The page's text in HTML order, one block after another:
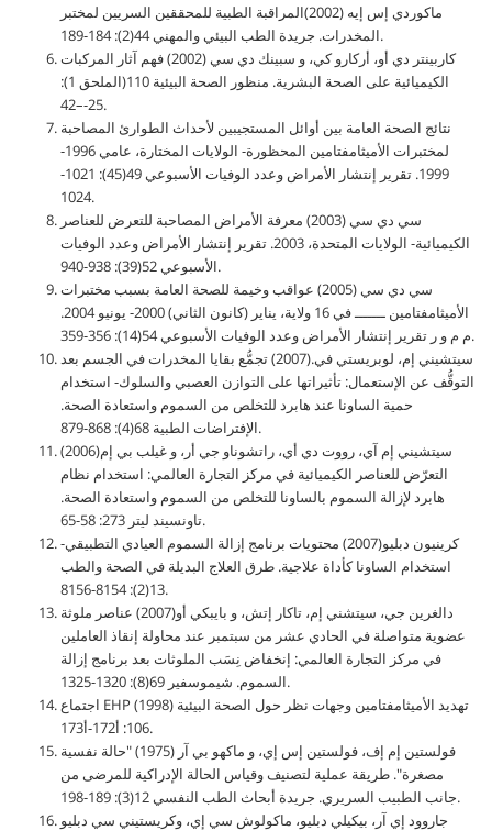
ماكوردي إس إيه (2002)المراقبة الطبية للمحققين السريين لمختبر
المخدرات. جريدة الطب البيئي والمهني 44(2): 184-189.
كاربينتر دي أو، أركارو كي، و سبينك دي سي (2002) فهم آثار المركبات
الكيميائية على الصحة البشرية. منظور الصحة البيئية 110(الملحق 1):
25-–42.
نتائج الصحة العامة بين أوائل المستجيبين لأحداث الطوارئ المصاحبة
لمختبرات الأميثامفتامين المحظورة- الولايات المختارة، عامي 1996-
1999. تقرير إنتشار الأمراض وعدد الوفيات الأسبوعي 49(45): 1021-
1024.
سي دي سي (2003) معرفة الأمراض المصاحبة للتعرض للعناصر
الكيميائية- الولايات المتحدة، 2003. تقرير إنتشار الأمراض وعدد الوفيات
الأسبوعي 52(39): 938-940.
سي دي سي (2005) عواقب وخيمة للصحة العامة بسبب مختبرات
الأميثامفتامين ـــــــ في 16 ولاية، يناير (كانون الثاني) 2000- يونيو 2004.
م م و ر تقرير إنتشار الأمراض وعدد الوفيات الأسبوعي 54(14): 356-359.
سيتشيني إم، لوبريستي في.(2007) تجمُّع بقايا المخدرات في الجسم بعد
التوقُّف عن الإستعمال: تأثيراتها على التوازن العصبي والسلوك- استخدام
حمية الساونا عند هابرد للتخلص من السموم واستعادة الصحة.
الإفتراضات الطبية 68(4): 868-879.
سيتشيني إم آي، رووت دي أي، راتشوناو جي أر، و غيلب بي إم(2006)
التعرّض للعناصر الكيميائية في مركز التجارة العالمي: استخدام نظام
هابرد لإزالة السموم بالساونا للتخلص من السموم واستعادة الصحة.
تاونسيند ليتر 273: 58-65.
كرينيون دبليو(2007) محتويات برنامج إزالة السموم العيادي التطبيقي-
استخدام الساونا كأداة علاجية. طرق العلاج البديلة في الصحة والطب
13(2): 8154-8156.
دالغرين جي، سيتشني إم، تاكار إتش، و بايبكي أو(2007) عناصر ملوثة
عضوية متواصلة في الحادي عشر من سبتمبر عند محاولة إنقاذ العاملين
في مركز التجارة العالمي: إنخفاض نِسَب الملوثات بعد برنامج إزالة
السموم. شيموسفير 69(8): 1320-1325.
اجتماع EHP (1998) تهديد الأميثامفتامين وجهات نظر حول الصحة البيئية
106: أ172-أ173.
فولستين إم إف، فولستين إس إي، و ماكهو بي آر (1975) "حالة نفسية
مصغرة". طريقة عملية لتصنيف وقياس الحالة الإدراكية للمرضى من
جانب الطبيب السريري. جريدة أبحاث الطب النفسي 12(3): 189-198.
جاروود إي آر، بيكيلي دبليو، ماكولوش سي إي، وكريستيني سي دبليو